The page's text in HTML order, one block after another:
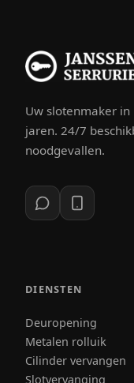
Uw slotenmaker in
jaren. 24/7
noodgevallen.
DIENSTEN
Deuropening
Metalen rolluik
Cilinder vervangen
Slotvervanging